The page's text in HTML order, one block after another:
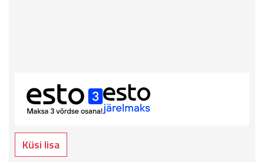
Küsi lisa